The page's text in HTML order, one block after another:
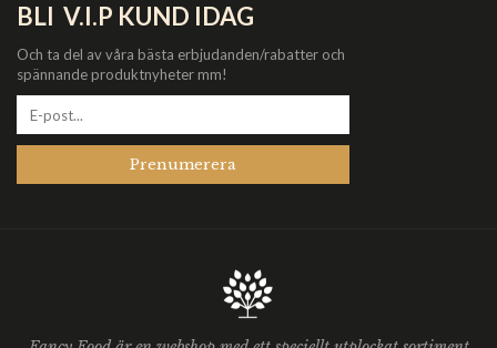
BLI V.I.P KUND IDAG
Och ta del av våra bästa erbjudanden/rabatter och
spännande produktnyheter mm!
Prenumerera